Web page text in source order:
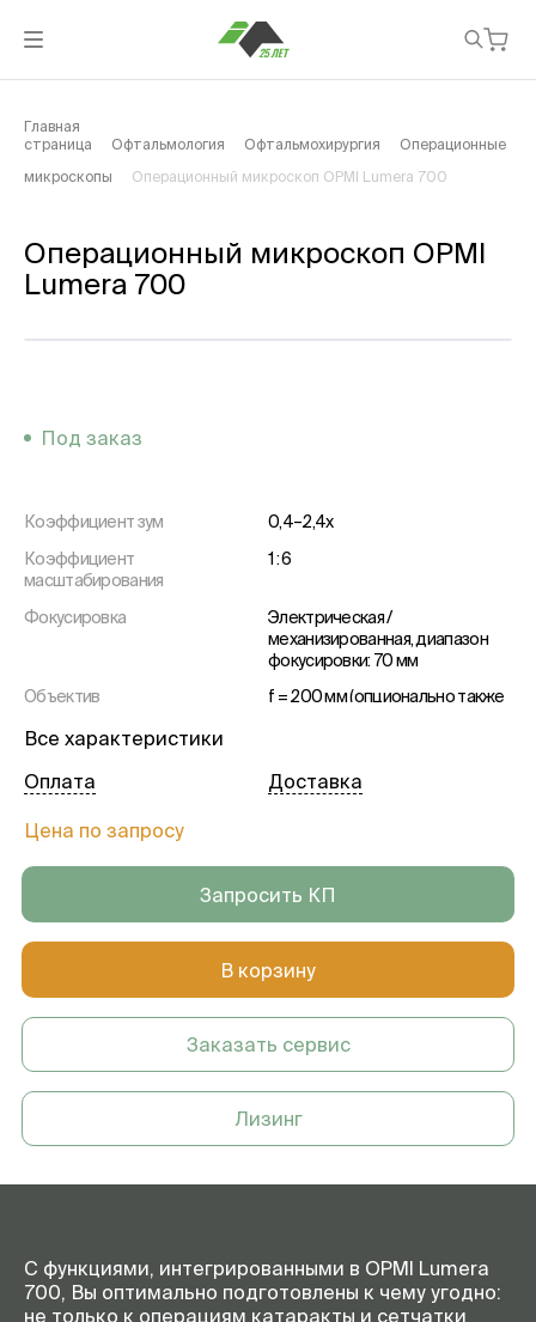
Главная
страница
Офтальмология Офтальмохирургия Операционные
микроскопы Операционный микроскоп OPMI Lumera 700
Операционный микроскоп OPMI
Lumera 700
Под заказ
Коэффициент зум
0,4–2,4x
Коэффициент
масштабирования
1 : 6
Фокусировка
Электрическая /
механизированная, диапазон
фокусировки: 70 мм
Объектив
f = 200 мм (опционально также
Окуляры
Широкоугольный окуляр 10x
(опционально также 12,5x)
Источник света
Монитор
Длина волны
Все характеристики
Цена по запросу
Оплата Доставка
Запросить КП
В корзину
Заказать сервис
Лизинг
С функциями, интегрированными в OPMI Lumera
700, Вы оптимально подготовлены к чему угодно:
не только к операциям катаракты и сетчатки